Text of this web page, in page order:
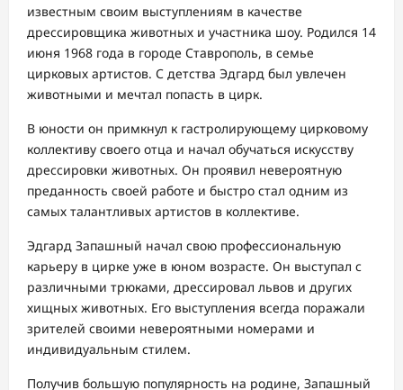
известным своим выступлениям в качестве
дрессировщика животных и участника шоу. Родился 14
июня 1968 года в городе Ставрополь, в семье
цирковых артистов. С детства Эдгард был увлечен
животными и мечтал попасть в цирк.
В юности он примкнул к гастролирующему цирковому
коллективу своего отца и начал обучаться искусству
дрессировки животных. Он проявил невероятную
преданность своей работе и быстро стал одним из
самых талантливых артистов в коллективе.
Эдгард Запашный начал свою профессиональную
карьеру в цирке уже в юном возрасте. Он выступал с
различными трюками, дрессировал львов и других
хищных животных. Его выступления всегда поражали
зрителей своими невероятными номерами и
индивидуальным стилем.
Получив большую популярность на родине, Запашный